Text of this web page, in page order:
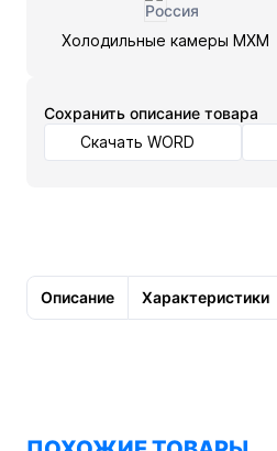
Холодильные камеры МХМ
Cохранить описание товара
Скачать WORD
Описание Характеристики